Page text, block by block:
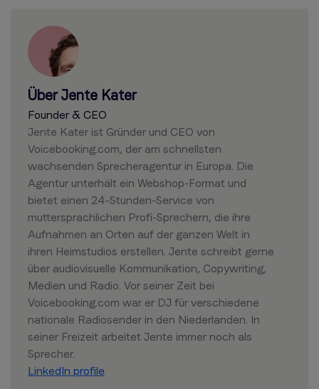
Über Jente Kater
Founder & CEO
Jente Kater ist Gründer und CEO von
Voicebooking.com, der am schnellsten
wachsenden Sprecheragentur in Europa. Die
Agentur unterhält ein Webshop-Format und
bietet einen 24-Stunden-Service von
muttersprachlichen Profi-Sprechern, die ihre
Aufnahmen an Orten auf der ganzen Welt in
ihren Heimstudios erstellen. Jente schreibt gerne
über audiovisuelle Kommunikation, Copywriting,
Medien und Radio. Vor seiner Zeit bei
Voicebooking.com war er DJ für verschiedene
nationale Radiosender in den Niederlanden. In
seiner Freizeit arbeitet Jente immer noch als
Sprecher.
LinkedIn profile